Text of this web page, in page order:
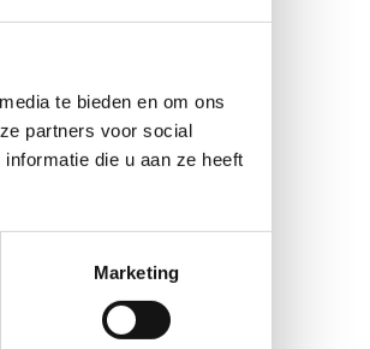
te bieden en om ons
partners voor social
die u aan ze heeft
Marketing